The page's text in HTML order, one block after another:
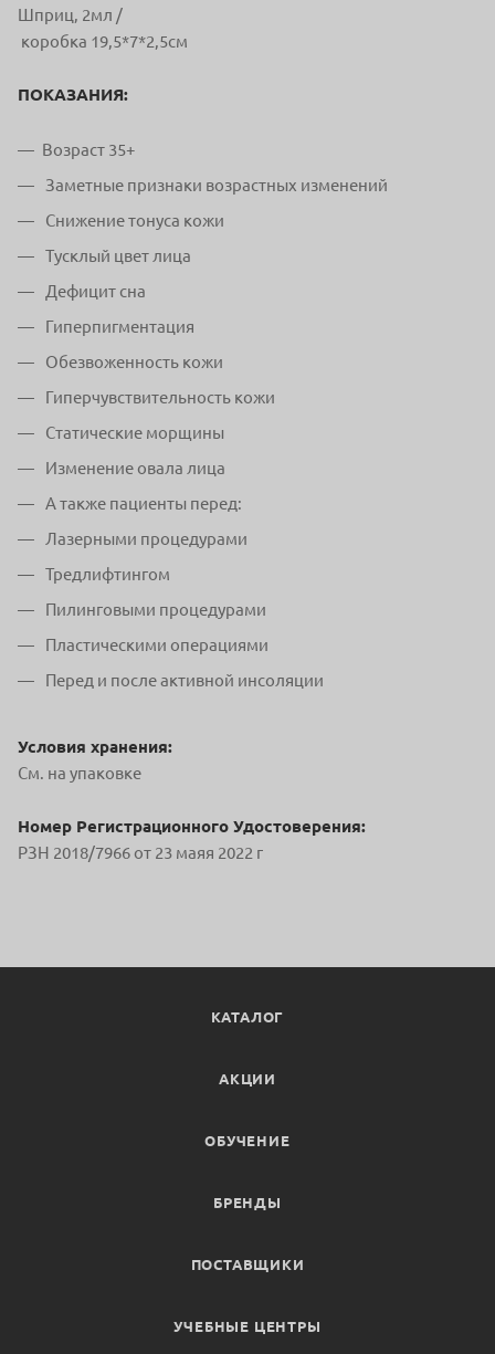
Шприц, 2мл /
коробка 19,5*7*2,5см
ПОКАЗАНИЯ:
Возраст 35+
Заметные признаки возрастных изменений
Снижение тонуса кожи
Тусклый цвет лица
Дефицит сна
Гиперпигментация
Обезвоженность кожи
Гиперчувствительность кожи
Статические морщины
Изменение овала лица
А также пациенты перед:
Лазерными процедурами
Тредлифтингом
Пилинговыми процедурами
Пластическими операциями
Перед и после активной инсоляции
Условия хранения:
См. на упаковке
Номер Регистрационного Удостоверения:
РЗН 2018/7966 от 23 маяя 2022 г
КАТАЛОГ
АКЦИИ
ОБУЧЕНИЕ
БРЕНДЫ
ПОСТАВЩИКИ
УЧЕБНЫЕ ЦЕНТРЫ